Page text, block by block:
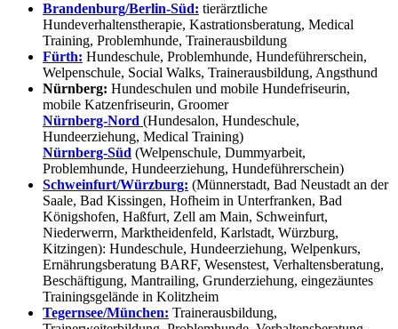
Brandenburg/Berlin-Süd: tierärztliche
Hundeverhaltenstherapie, Kastrationsberatung, Medical
Training, Problemhunde, Trainerausbildung
Fürth: Hundeschule, Problemhunde, Hundeführerschein,
Welpenschule, Social Walks, Trainerausbildung, Angsthund
Nürnberg: Hundeschulen und mobile Hundefriseurin,
mobile Katzenfriseurin, Groomer
Nürnberg-Nord (Hundesalon, Hundeschule,
Hundeerziehung, Medical Training)
Nürnberg-Süd (Welpenschule, Dummyarbeit,
Problemhunde, Hundeerziehung, Hundeführerschein)
Schweinfurt/Würzburg: (Münnerstadt, Bad Neustadt an der
Saale, Bad Kissingen, Hofheim in Unterfranken, Bad
Königshofen, Haßfurt, Zell am Main, Schweinfurt,
Niederwerrn, Marktheidenfeld, Karlstadt, Würzburg,
Kitzingen): Hundeschule, Hundeerziehung, Welpenkurs,
Ernährungsberatung BARF, Wesenstest, Verhaltensberatung,
Beschäftigung, Mantrailing, Grunderziehung, eingezäuntes
Trainingsgelände in Kolitzheim
Tegernsee/München: Trainerausbildung,